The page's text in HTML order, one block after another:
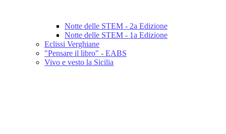
Notte delle STEM - 2a Edizione
Notte delle STEM - 1a Edizione
Eclissi Verghiane
"Pensare il libro" - EABS
Vivo e vesto la Sicilia